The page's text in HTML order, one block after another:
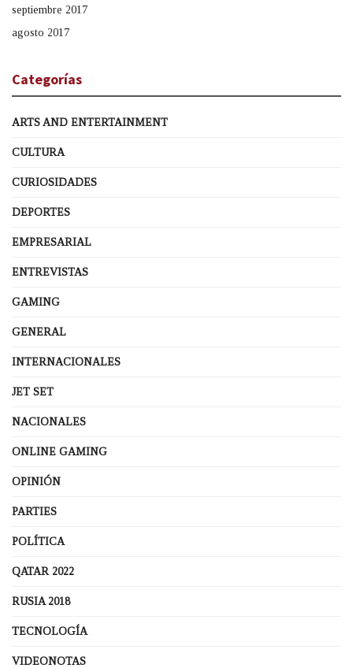
septiembre 2017
agosto 2017
Categorías
ARTS AND ENTERTAINMENT
CULTURA
CURIOSIDADES
DEPORTES
EMPRESARIAL
ENTREVISTAS
GAMING
GENERAL
INTERNACIONALES
JET SET
NACIONALES
ONLINE GAMING
OPINIÓN
PARTIES
POLÍTICA
QATAR 2022
RUSIA 2018
TECNOLOGÍA
VIDEONOTAS